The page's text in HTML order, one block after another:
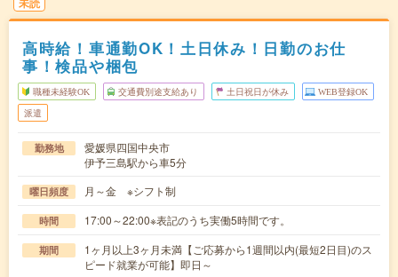
高時給！車通勤OK！土日休み！日勤のお仕
事！検品や梱包
職種未経験OK 交通費別途支給あり 土日祝日が休み WEB登録OK
派遣
勤務地
愛媛県四国中央市
伊予三島駅から車5分
曜日頻度 月～金 ※シフト制
時間 17:00～22:00※表記のうち実働5時間です。
期間
1ヶ月以上3ヶ月未満【ご応募から1週間以内(最短2日目)のス
ピード就業が可能】即日～